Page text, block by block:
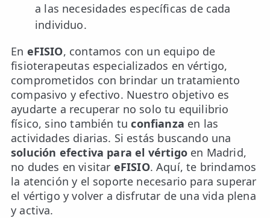
a las necesidades específicas de cada
individuo.
En eFISIO, contamos con un equipo de
fisioterapeutas especializados en vértigo,
comprometidos con brindar un tratamiento
compasivo y efectivo. Nuestro objetivo es
ayudarte a recuperar no solo tu equilibrio
físico, sino también tuconfianza en las
actividades diarias. Si estás buscando una
solución efectiva para el vértigoen Madrid,
no dudes en visitar eFISIO. Aquí, te brindamos
la atención y el soporte necesario para superar
el vértigo y volver a disfrutar de una vida plena
y activa.